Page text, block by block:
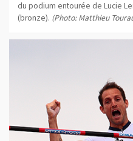
du podium entourée de Lucie
(bronze). (Photo: Matthieu